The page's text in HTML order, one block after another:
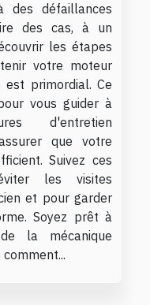
des défaillances
des cas, à un
les étapes
votre moteur
primordial. Ce
vous guider à
d'entretien
que votre
Suivez ces
les visites
et pour garder
Soyez prêt à
la mécanique